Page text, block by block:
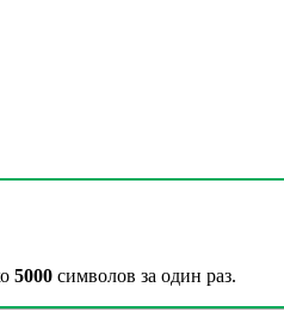
5000 символов за один раз.